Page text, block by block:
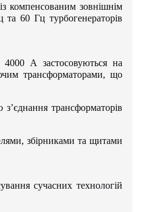
компенсованим зовнішнім
60 Гц турбогенераторів
А застосовуються на
трансформаторами, що
трансформаторів
збірниками та щитами
сучасних технологій